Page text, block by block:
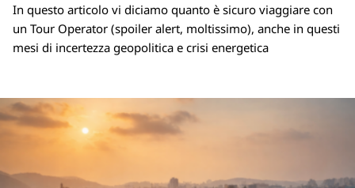
In questo articolo vi diciamo quanto è sicuro viaggiare con
un Tour Operator (spoiler alert, moltissimo), anche in questi
mesi di incertezza geopolitica e crisi energetica